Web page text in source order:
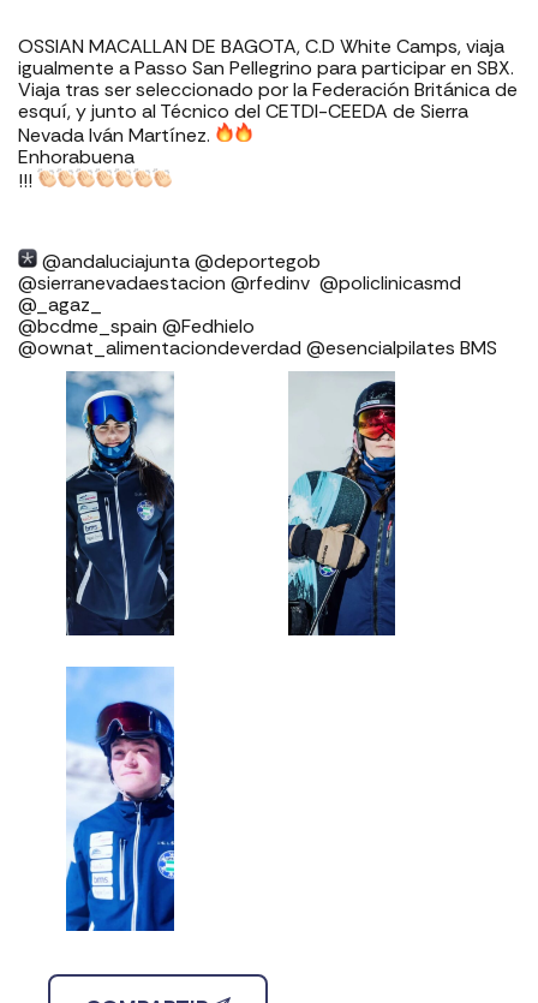
OSSIAN MACALLAN DE BAGOTA, C.D White Camps, viaja
igualmente a Passo San Pellegrino para participar en SBX.
Viaja tras ser seleccionado por la Federación Británica de
esquí, y junto al Técnico del CETDI-CEEDA de Sierra
Nevada Iván Martínez.
Enhorabuena
!!!
⁣⁣⁣⁣@andaluciajunta @deportegob
⁣⁣⁣@sierranevadaestacion @rfedinv ⁣⁣⁣⁣⁣⁣⁣⁣⁣⁣⁣⁣⁣⁣⁣⁣⁣ @policlinicasmd
@_agaz_
@bcdme_spain @Fedhielo
@ownat_alimentaciondeverdad @esencialpilates BMS